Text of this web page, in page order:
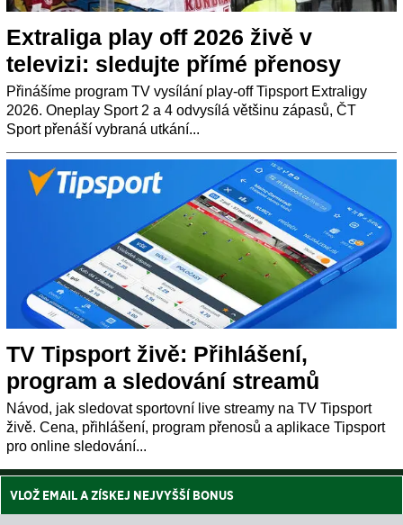
Extraliga play off 2026 živě v
televizi: sledujte přímé přenosy
Přinášíme program TV vysílání play-off Tipsport Extraligy
2026. Oneplay Sport 2 a 4 odvysílá většinu zápasů, ČT
Sport přenáší vybraná utkání...
TV Tipsport živě: Přihlášení,
program a sledování streamů
Návod, jak sledovat sportovní live streamy na TV Tipsport
živě. Cena, přihlášení, program přenosů a aplikace Tipsport
pro online sledování...
VLOŽ EMAIL A ZÍSKEJ NEJVYŠŠÍ BONUS